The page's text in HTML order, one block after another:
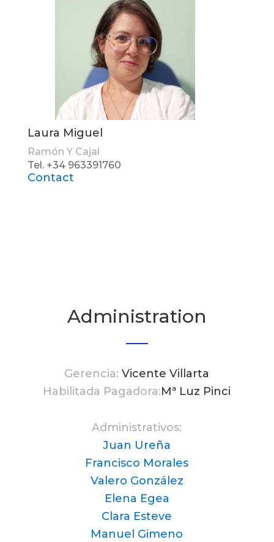
Laura Miguel
Ramón Y Cajal
Tel. +34 963391760
Contact
Administration
Gerencia:Vicente Villarta
Habilitada Pagadora:Mª Luz Pinci
Administrativos:
Juan Ureña
Francisco Morales
Valero González
Elena Egea
Clara Esteve
Manuel Gimeno